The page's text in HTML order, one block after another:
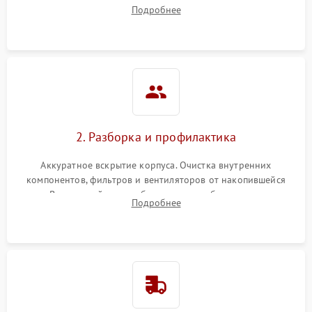
системы охлаждения по уровню шума вентиляторов.
Подробнее
2. Разборка и профилактика
Аккуратное вскрытие корпуса. Очистка внутренних
компонентов, фильтров и вентиляторов от накопившейся
пыли. Визуальный осмотр блока питания, балласта лампы и
материнской платы на наличие прогаров или вздутых
Подробнее